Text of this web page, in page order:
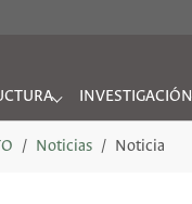
Submenu for
Noticias Noticia